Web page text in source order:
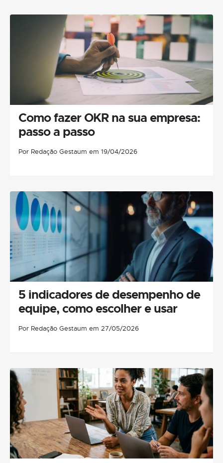
Como fazer OKR na sua empresa:
passo a passo
Por Redação Gestaum em 19/04/2026
5 indicadores de desempenho de
equipe, como escolher e usar
Por Redação Gestaum em 27/05/2026